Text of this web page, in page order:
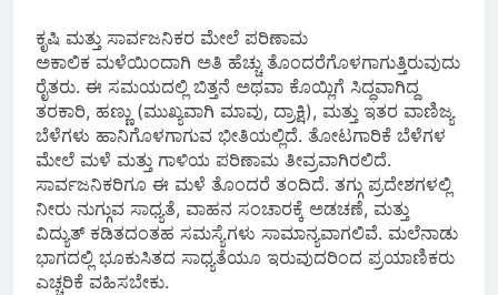
ಕೃಷಿ ಮತ್ತು ಸಾರ್ವಜನಿಕರ ಮೇಲೆ ಪರಿಣಾಮ
ಅಕಾಲಿಕ ಮಳೆಯಿಂದಾಗಿ ಅತಿ ಹೆಚ್ಚು ತೊಂದರೆಗೊಳಗಾಗುತ್ತಿರುವುದು
ರೈತರು. ಈ ಸಮಯದಲ್ಲಿ ಬಿತ್ತನೆ ಅಥವಾ ಕೊಯ್ಲಿಗೆ ಸಿದ್ಧವಾಗಿದ್ದ
ತರಕಾರಿ, ಹಣ್ಣು (ಮುಖ್ಯವಾಗಿ ಮಾವು, ದ್ರಾಕ್ಷಿ), ಮತ್ತು ಇತರ ವಾಣಿಜ್ಯ
ಬೆಳೆಗಳು ಹಾನಿಗೊಳಗಾಗುವ ಭೀತಿಯಲ್ಲಿದೆ. ತೋಟಗಾರಿಕೆ ಬೆಳೆಗಳ
ಮೇಲೆ ಮಳೆ ಮತ್ತು ಗಾಳಿಯ ಪರಿಣಾಮ ತೀವ್ರವಾಗಿರಲಿದೆ.
ಸಾರ್ವಜನಿಕರಿಗೂ ಈ ಮಳೆ ತೊಂದರೆ ತಂದಿದೆ. ತಗ್ಗು ಪ್ರದೇಶಗಳಲ್ಲಿ
ನೀರು ನುಗ್ಗುವ ಸಾಧ್ಯತೆ, ವಾಹನ ಸಂಚಾರಕ್ಕೆ ಅಡಚಣೆ, ಮತ್ತು
ವಿದ್ಯುತ್ ಕಡಿತದಂತಹ ಸಮಸ್ಯೆಗಳು ಸಾಮಾನ್ಯವಾಗಲಿವೆ. ಮಲೆನಾಡು
ಭಾಗದಲ್ಲಿ ಭೂಕುಸಿತದ ಸಾಧ್ಯತೆಯೂ ಇರುವುದರಿಂದ ಪ್ರಯಾಣಿಕರು
ಎಚ್ಚರಿಕೆ ವಹಿಸಬೇಕು.